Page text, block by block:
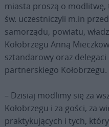
miasta proszą o modlitwę,
św. uczestniczyli m.in
samorządu, powiatu,
Kołobrzegu Anną
sztandarowy oraz
partnerskiego Kołobrzegu.
– Dzisiaj modlimy się za
Kołobrzegu i za gości, za
praktykujących i tych,